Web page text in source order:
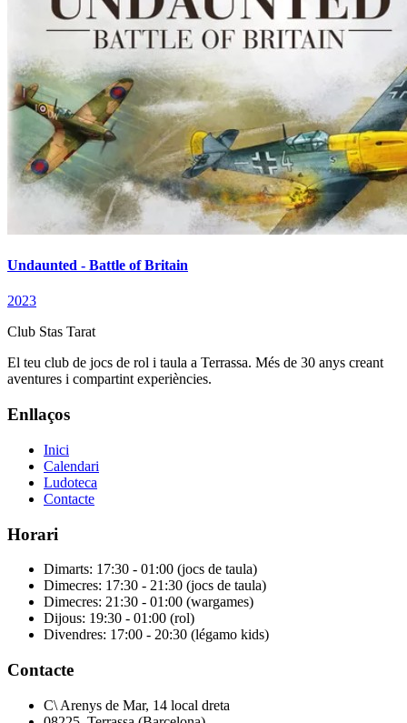
Undaunted - Battle of Britain
2023
Club Stas Tarat
El teu club de jocs de rol i taula a Terrassa. Més de 30 anys creant
aventures i compartint experiències.
Enllaços
Inici
Calendari
Ludoteca
Contacte
Horari
Dimarts: 17:30 - 01:00 (jocs de taula)
Dimecres: 17:30 - 21:30 (jocs de taula)
Dimecres: 21:30 - 01:00 (wargames)
Dijous: 19:30 - 01:00 (rol)
Divendres: 17:00 - 20:30 (légamo kids)
Contacte
C\ Arenys de Mar, 14 local dreta